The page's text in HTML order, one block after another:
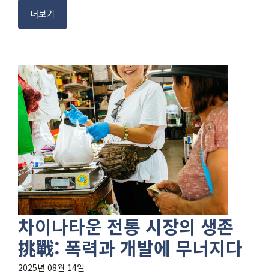
더보기
차이나타운 전통 시장의 생존
挑戰: 폭력과 개발에 무너지다
2025년 08월 14일